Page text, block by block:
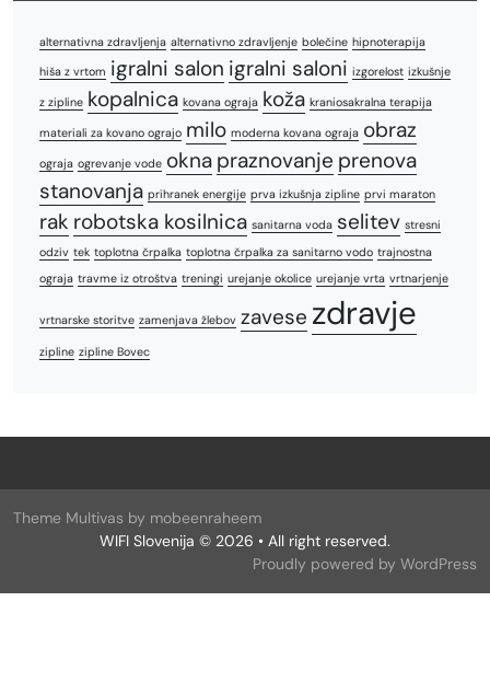
alternativna zdravljenja alternativno zdravljenje bolečine hipnoterapija
hiša z vrtom igralni salon igralni saloni izgorelost izkušnje
z zipline kopalnica kovana ograja koža kraniosakralna terapija
materiali za kovano ograjo milo moderna kovana ograja obraz
ograja ogrevanje vode okna praznovanje prenova
stanovanja prihranek energije prva izkušnja zipline prvi maraton
rak robotska kosilnica sanitarna voda selitev stresni
odziv tek toplotna črpalka toplotna črpalka za sanitarno vodo trajnostna
ograja travme iz otroštva treningi urejanje okolice urejanje vrta vrtnarjenje
vrtnarske storitve zamenjava žlebov zavese zdravje
zipline zipline Bovec
Theme Multivas by mobeenraheem
WIFI Slovenija © 2026 • All right reserved.
Proudly powered by WordPress